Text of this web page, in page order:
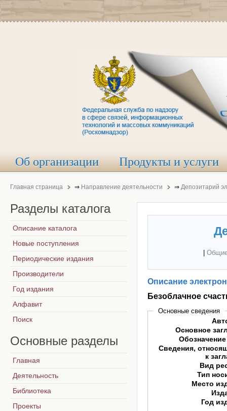
Об организации Продукты и услуги
Главная страница ⇒ Направление деятельности ⇒ Депозитарий
Описание
Безоблачное
Основные сведения
Основное
Сведения,
к
Вид
Тип
Место
Год
Разделы каталога
Описание каталога
Новые поступления
Периодические издания
Производители
Год издания
Алфавит
Поиск
Основные разделы
Главная
Деятельность
Библиотека
Проекты